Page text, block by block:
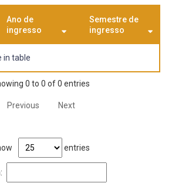
Ano de
ingresso
Semestre de
ingresso
in table
0 to 0 of 0 entries
Previous
Next
entries